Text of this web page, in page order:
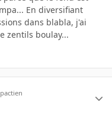
En diversifiant
dans blabla, j'ai
zentils boulay...